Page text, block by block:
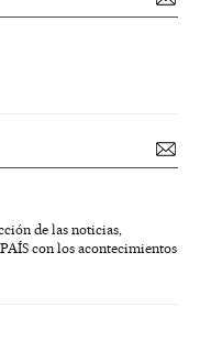
de las noticias,
con los acontecimientos